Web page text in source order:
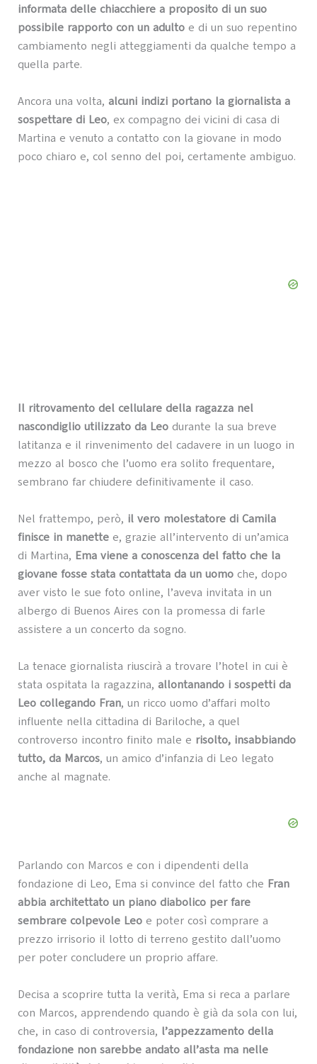
informata delle chiacchiere a proposito di un suo
possibile rapporto con un adultoe di un suo repentino
cambiamento negli atteggiamenti da qualche tempo a
quella parte.
Ancora una volta, alcuni indizi portano la giornalista a
sospettare di Leo, ex compagno dei vicini di casa di
Martina e venuto a contatto con la giovane in modo
poco chiaro e, col senno del poi, certamente ambiguo.
Il ritrovamento del cellulare della ragazza nel
nascondiglio utilizzato da Leodurante la sua breve
latitanza e il rinvenimento del cadavere in un luogo in
mezzo al bosco che l’uomo era solito frequentare,
sembrano far chiudere definitivamente il caso.
Nel frattempo, però, il vero molestatore di Camila
finisce in manettee, grazie all’intervento di un’amica
di Martina, Ema viene a conoscenza del fatto che la
giovane fosse stata contattata da un uomoche, dopo
aver visto le sue foto online, l’aveva invitata in un
albergo di Buenos Aires con la promessa di farle
assistere a un concerto da sogno.
La tenace giornalista riuscirà a trovare l’hotel in cui è
stata ospitata la ragazzina, allontanando i sospetti da
Leo collegando Fran, un ricco uomo d’affari molto
influente nella cittadina di Bariloche, a quel
controverso incontro finito male e risolto, insabbiando
tutto, da Marcos, un amico d’infanzia di Leo legato
anche al magnate.
Parlando con Marcos e con i dipendenti della
fondazione di Leo, Ema si convince del fatto che Fran
abbia architettato un piano diabolico per fare
sembrare colpevole Leoe poter così comprare a
prezzo irrisorio il lotto di terreno gestito dall’uomo
per poter concludere un proprio affare.
Decisa a scoprire tutta la verità, Ema si reca a parlare
con Marcos, apprendendo quando è già da sola con lui,
che, in caso di controversia, l’appezzamento della
fondazione non sarebbe andato all’asta ma nelle